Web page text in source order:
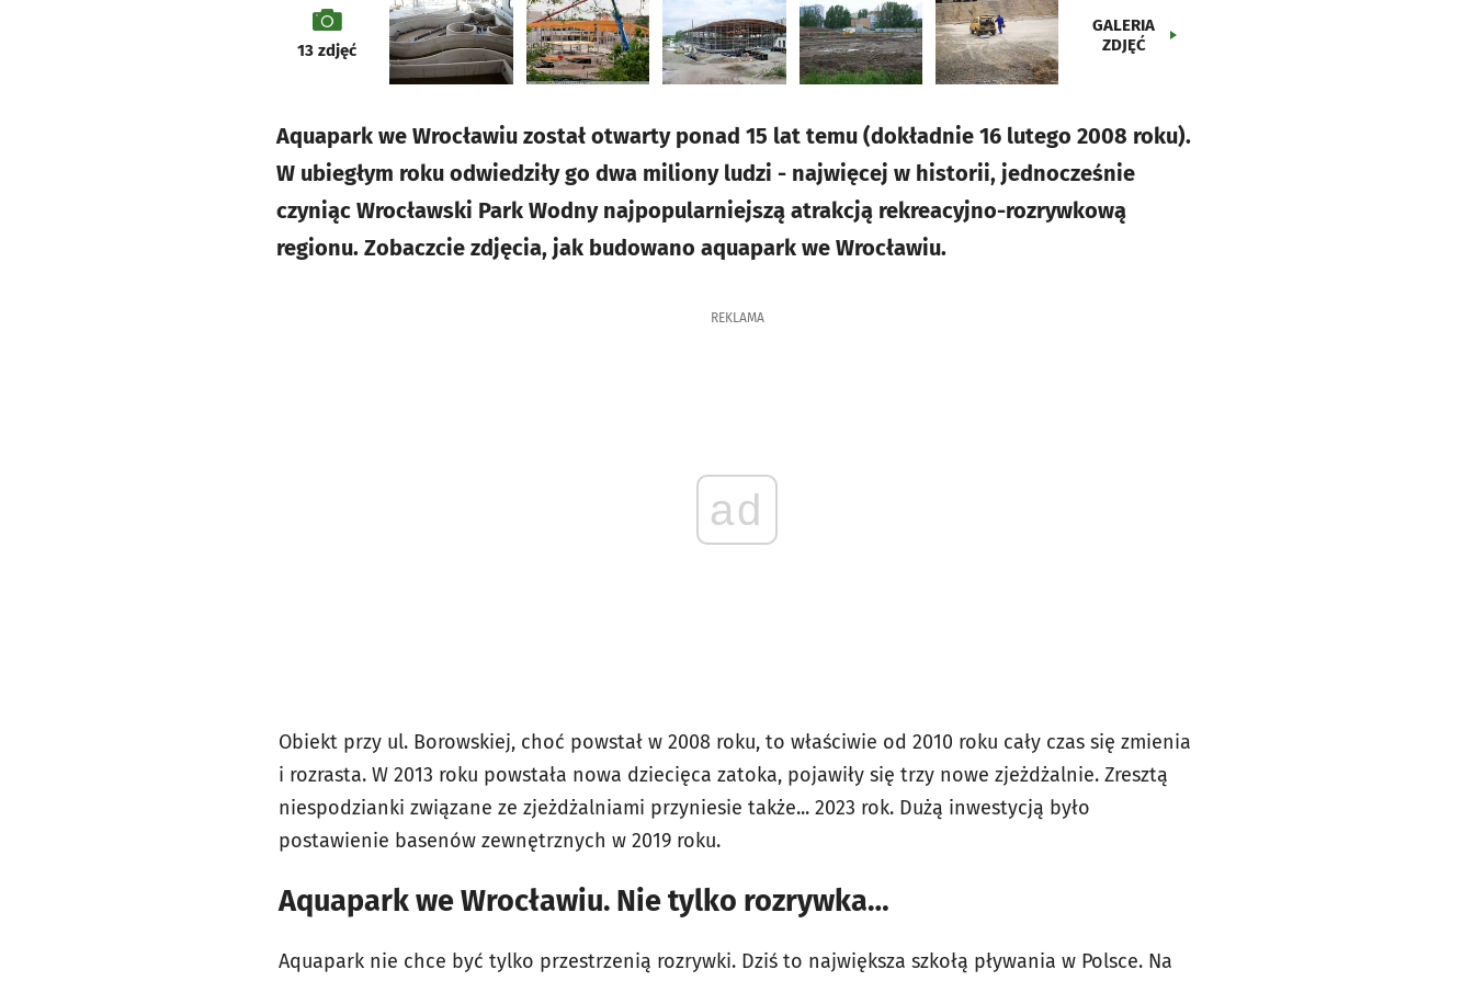
galeria
13zdjęć
GALERIA
ZDJĘĆ
Aquapark we Wrocławiu został otwarty ponad 15 lat temu (dokładnie 16 lutego 2008 roku).
W ubiegłym roku odwiedziły go dwa miliony ludzi - najwięcej w historii, jednocześnie
czyniąc Wrocławski Park Wodny najpopularniejszą atrakcją rekreacyjno-rozrywkową
regionu. Zobaczcie zdjęcia, jak budowano aquapark we Wrocławiu.
REKLAMA
ad
Obiekt przy ul. Borowskiej, choć powstał w 2008 roku, to właściwie od 2010 roku cały czas się zmienia
i rozrasta. W 2013 roku powstała nowa dziecięca zatoka, pojawiły się trzy nowe zjeżdżalnie. Zresztą
niespodzianki związane ze zjeżdżalniami przyniesie także... 2023 rok. Dużą inwestycją było
postawienie basenów zewnętrznych w 2019 roku.
Aquapark we Wrocławiu. Nie tylko rozrywka…
Aquapark nie chce być tylko przestrzenią rozrywki. Dziś to największa szkołą pływania w Polsce. Na